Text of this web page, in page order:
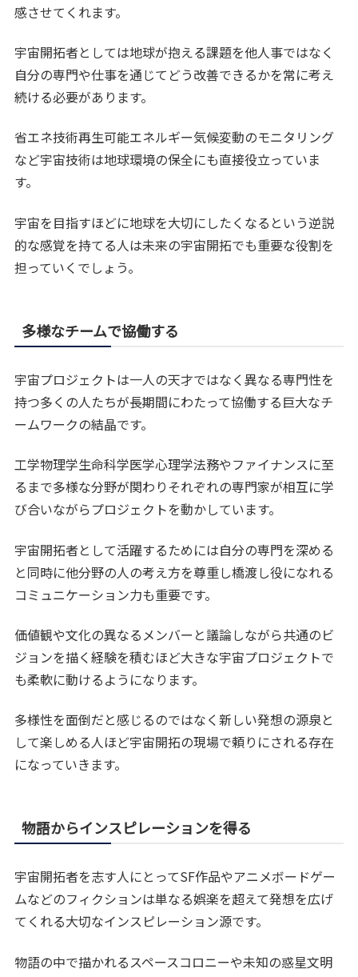
感させてくれます。
宇宙開拓者としては地球が抱える課題を他人事ではなく
自分の専門や仕事を通じてどう改善できるかを常に考え
続ける必要があります。
省エネ技術再生可能エネルギー気候変動のモニタリング
など宇宙技術は地球環境の保全にも直接役立っていま
す。
宇宙を目指すほどに地球を大切にしたくなるという逆説
的な感覚を持てる人は未来の宇宙開拓でも重要な役割を
担っていくでしょう。
多様なチームで協働する
宇宙プロジェクトは一人の天才ではなく異なる専門性を
持つ多くの人たちが長期間にわたって協働する巨大なチ
ームワークの結晶です。
工学物理学生命科学医学心理学法務やファイナンスに至
るまで多様な分野が関わりそれぞれの専門家が相互に学
び合いながらプロジェクトを動かしています。
宇宙開拓者として活躍するためには自分の専門を深める
と同時に他分野の人の考え方を尊重し橋渡し役になれる
コミュニケーション力も重要です。
価値観や文化の異なるメンバーと議論しながら共通のビ
ジョンを描く経験を積むほど大きな宇宙プロジェクトで
も柔軟に動けるようになります。
多様性を面倒だと感じるのではなく新しい発想の源泉と
して楽しめる人ほど宇宙開拓の現場で頼りにされる存在
になっていきます。
物語からインスピレーションを得る
宇宙開拓者を志す人にとってSF作品やアニメボードゲー
ムなどのフィクションは単なる娯楽を超えて発想を広げ
てくれる大切なインスピレーション源です。
物語の中で描かれるスペースコロニーや未知の惑星文明